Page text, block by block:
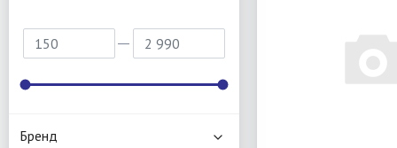
Бренд